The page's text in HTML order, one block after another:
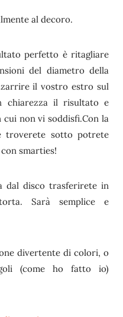
al decoro.
perfetto è ritagliare
del diametro della
il vostro estro sul
chiarezza il risultato e
non vi soddisfi.Con la
troverete sotto potrete
smarties!
dal disco trasferirete in
Sarà semplice e
divertente di colori, o
(come ho fatto io)